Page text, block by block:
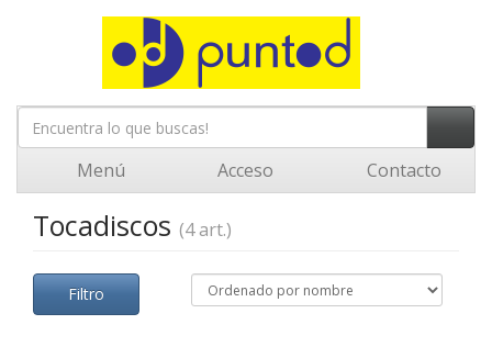
Menú Acceso Contacto
Tocadiscos (4 art.)
Filtro